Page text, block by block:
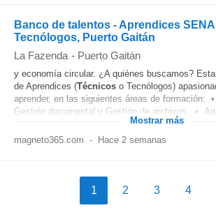
Banco de talentos - Aprendices
Tecnólogos, Puerto Gaitán
La Fazenda - Puerto Gaitán
y economía circular. ¿A quiénes buscamos?
de Aprendices (Técnicos o Tecnólogos)
aprender, en las siguientes áreas de formación:
Gestión documental y Gestión de archivos. •
Mostrar más
magneto365.com - Hace 2 semanas
1 2 3 4